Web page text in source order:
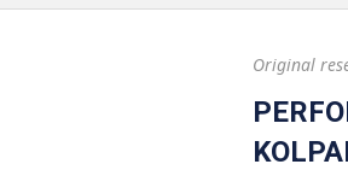
Original